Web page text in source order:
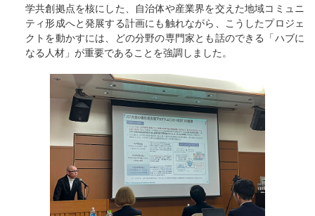
学共創拠点を核にした、自治体や産業界を交えた地域コミュニ
ティ形成へと発展する計画にも触れながら、こうしたプロジェ
クトを動かすには、どの分野の専門家とも話のできる「ハブに
なる人材」が重要であることを強調しました。